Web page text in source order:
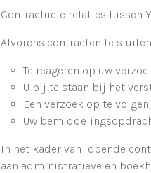
Contractuele relaties tussen
Alvorens contracten te
Te reageren op uw
U bij te staan bij het
Een verzoek op te
Uw
In het kader van lopende
aan administratieve en